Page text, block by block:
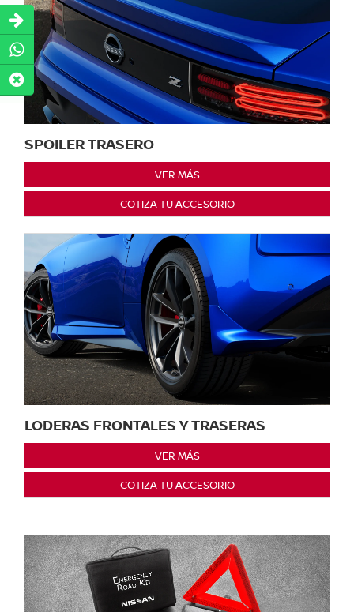
SPOILER TRASERO
VER MÁS
COTIZA TU ACCESORIO
LODERAS FRONTALES Y TRASERAS
VER MÁS
COTIZA TU ACCESORIO